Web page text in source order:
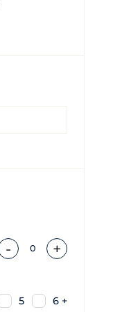
- 0 +
5 6 +